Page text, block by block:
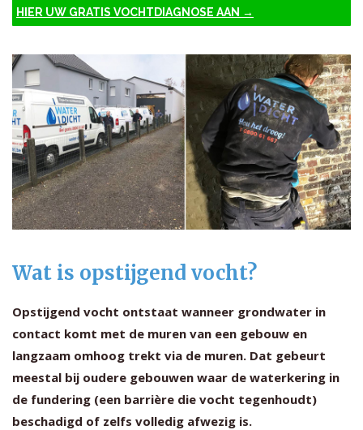
HIER UW GRATIS VOCHTDIAGNOSE AAN →
Wat is opstijgend vocht?
Opstijgend vocht ontstaat wanneer grondwater in
contact komt met de muren van een gebouw en
langzaam omhoog trekt via de muren. Dat gebeurt
meestal bij oudere gebouwen waar de waterkering in
de fundering (een barrière die vocht tegenhoudt)
beschadigd of zelfs volledig afwezig is.